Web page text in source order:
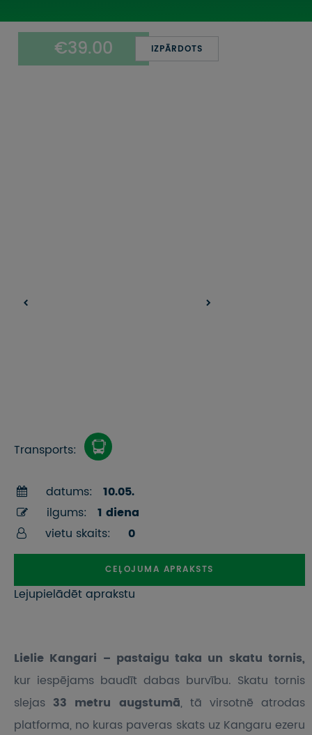
IMPRO KONKURSI
€39.00 IZPĀRDOTS
Transports:
datums:
10.05.
ilgums:
1 diena
vietu skaits:
0
CEĻOJUMA APRAKSTS
Lejupielādēt aprakstu
Lielie Kangari – pastaigu taka un skatu tornis,
kur iespējams baudīt dabas burvību. Skatu tornis
slejas 33 metru augstumā, tā virsotnē atrodas
platforma, no kuras paveras skats uz Kangaru ezeru